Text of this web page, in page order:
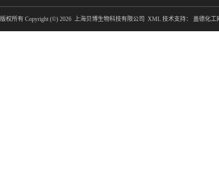
版权所有 Copyright (©) 2026 上海贝博生物科技有限公司 XML 技术支持： 盖德化工